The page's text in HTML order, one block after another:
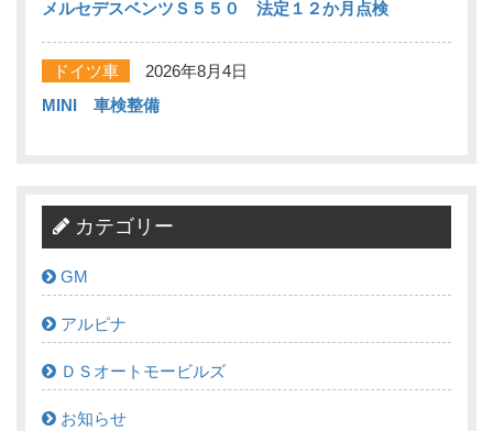
メルセデスベンツＳ５５０ 法定１２か月点検
ドイツ車
2026年8月4日
MINI 車検整備
カテゴリー
GM
アルピナ
ＤＳオートモービルズ
お知らせ